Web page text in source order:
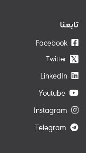
تابعنا
𝕏
Twitter